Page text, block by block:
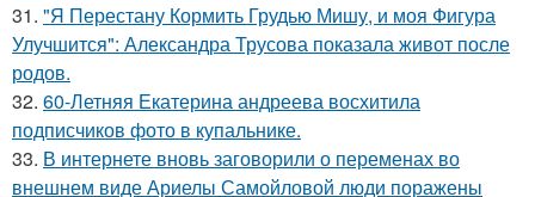
31. "Я Перестану Кормить Грудью Мишу, и моя Фигура
Улучшится": Александра Трусова показала живот после
родов.
32. 60-Летняя Екатерина андреева восхитила
подписчиков фото в купальнике.
33. В интернете вновь заговорили о переменах во
внешнем виде Ариелы Самойловой люди поражены